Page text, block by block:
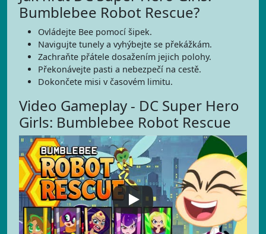
Bumblebee Robot Rescue?
Ovládejte Bee pomocí šipek.
Navigujte tunely a vyhýbejte se překážkám.
Zachraňte přátele dosažením jejich polohy.
Překonávejte pasti a nebezpečí na cestě.
Dokončete misi v časovém limitu.
Video Gameplay - DC Super Hero
Girls: Bumblebee Robot Rescue